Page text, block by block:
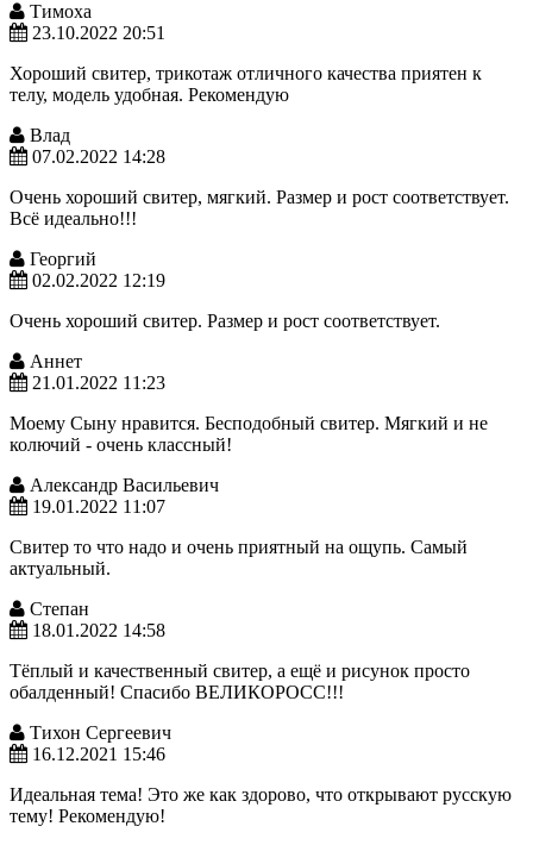
Тимоха
23.10.2022 20:51
Хороший свитер, трикотаж отличного качества приятен к
телу, модель удобная. Рекомендую
Влад
07.02.2022 14:28
Очень хороший свитер, мягкий. Размер и рост соответствует.
Всё идеально!!!
Георгий
02.02.2022 12:19
Очень хороший свитер. Размер и рост соответствует.
Аннет
21.01.2022 11:23
Моему Сыну нравится. Бесподобный свитер. Мягкий и не
колючий - очень классный!
Александр Васильевич
19.01.2022 11:07
Свитер то что надо и очень приятный на ощупь. Самый
актуальный.
Степан
18.01.2022 14:58
Тёплый и качественный свитер, а ещё и рисунок просто
обалденный! Спасибо ВЕЛИКОРОСС!!!
Тихон Сергеевич
16.12.2021 15:46
Идеальная тема! Это же как здорово, что открывают русскую
тему! Рекомендую!